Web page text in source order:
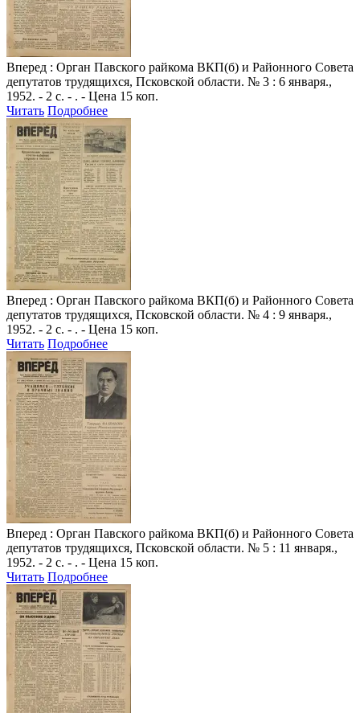
Вперед : Орган Павского райкома ВКП(б) и Районного Совета
депутатов трудящихся, Псковской области. № 3 : 6 января.,
1952. - 2 с. - . - Цена 15 коп.
Читать Подробнее
Вперед : Орган Павского райкома ВКП(б) и Районного Совета
депутатов трудящихся, Псковской области. № 4 : 9 января.,
1952. - 2 с. - . - Цена 15 коп.
Читать Подробнее
Вперед : Орган Павского райкома ВКП(б) и Районного Совета
депутатов трудящихся, Псковской области. № 5 : 11 января.,
1952. - 2 с. - . - Цена 15 коп.
Читать Подробнее